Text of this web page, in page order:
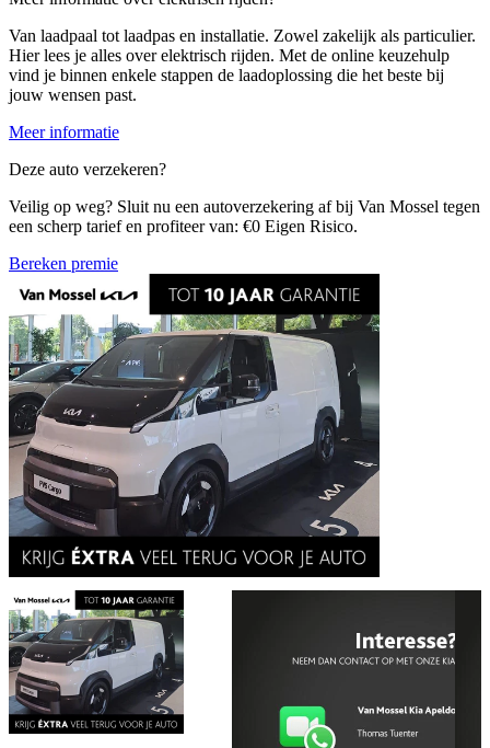
Van laadpaal tot laadpas en installatie. Zowel zakelijk als particulier.
Hier lees je alles over elektrisch rijden. Met de online keuzehulp
vind je binnen enkele stappen de laadoplossing die het beste bij
jouw wensen past.
Meer informatie
Deze auto verzekeren?
Veilig op weg? Sluit nu een autoverzekering af bij Van Mossel tegen
een scherp tarief en profiteer van: €0 Eigen Risico.
Bereken premie